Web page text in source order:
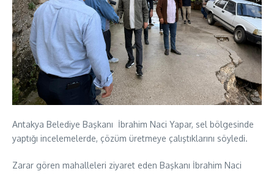
Antakya Belediye Başkanı İbrahim Naci Yapar, sel bölgesinde
yaptığı incelemelerde, çözüm üretmeye çalıştıklarını söyledi.
Zarar gören mahalleleri ziyaret eden Başkanı İbrahim Naci